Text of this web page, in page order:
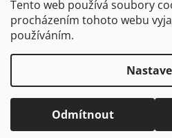
Tento web používá soubory
procházením tohoto webu
používáním.
Odmítnout
Copyright 2026www.e-